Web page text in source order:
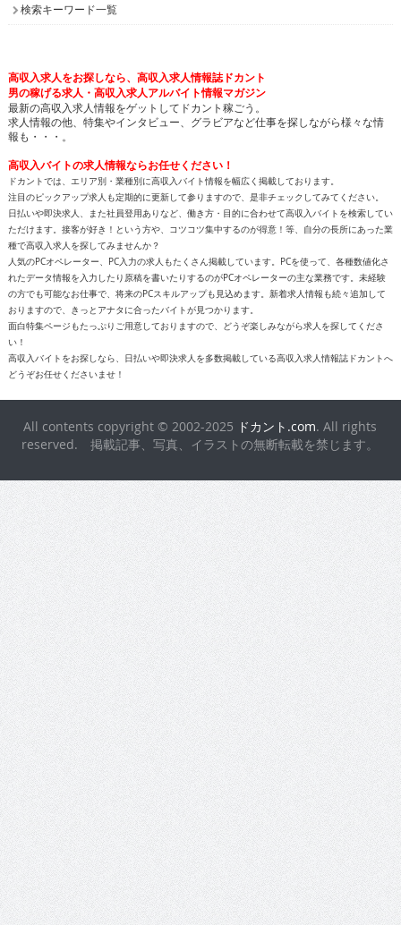
検索キーワード一覧
高収入求人をお探しなら、高収入求人情報誌ドカント
男の稼げる求人・高収入求人アルバイト情報マガジン
最新の高収入求人情報をゲットしてドカント稼ごう。
求人情報の他、特集やインタビュー、グラビアなど仕事を探しながら様々な情
報も・・・。
高収入バイトの求人情報ならお任せください！
ドカントでは、エリア別・業種別に高収入バイト情報を幅広く掲載しております。
注目のピックアップ求人も定期的に更新して参りますので、是非チェックしてみてください。
日払いや即決求人、また社員登用ありなど、働き方・目的に合わせて高収入バイトを検索してい
ただけます。接客が好き！という方や、コツコツ集中するのが得意！等、自分の長所にあった業
種で高収入求人を探してみませんか？
人気のPCオペレーター、PC入力の求人もたくさん掲載しています。PCを使って、各種数値化さ
れたデータ情報を入力したり原稿を書いたりするのがPCオペレーターの主な業務です。未経験
の方でも可能なお仕事で、将来のPCスキルアップも見込めます。新着求人情報も続々追加して
おりますので、きっとアナタに合ったバイトが見つかります。
面白特集ページもたっぷりご用意しておりますので、どうぞ楽しみながら求人を探してくださ
い！
高収入バイトをお探しなら、日払いや即決求人を多数掲載している高収入求人情報誌ドカントへ
どうぞお任せくださいませ！
All contents copyright © 2002-2025 ドカント.com. All rights
reserved. 掲載記事、写真、イラストの無断転載を禁じます。